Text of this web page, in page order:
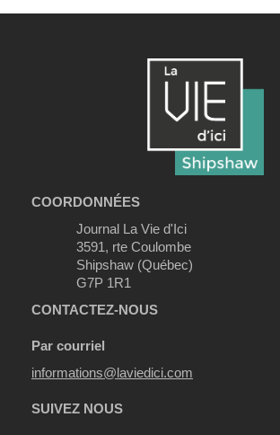
COORDONNÉES
Journal La Vie d'Ici
3591, rte Coulombe
Shipshaw (Québec)
G7P 1R1
CONTACTEZ-NOUS
Par courriel
informations@laviedici.com
SUIVEZ NOUS